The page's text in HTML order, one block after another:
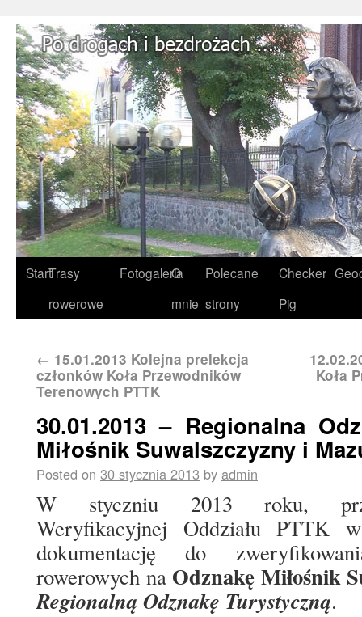
StartTrasy
rowerowe
Fotogaleria
O
mnie
Polecane
strony
Checker
Pig
← 15.01.2013 Kolejna prelekcja
członków Koła Przewodników
Terenowych PTTK
Koła
30.01.2013 – Regionalna
Miłośnik Suwalszczyzny i
Posted on 30 stycznia 2013 by admin
W styczniu 2013 roku,
Weryfikacyjnej Oddziału PTTK
dokumentację do
rowerowych na Odznakę Miłośnik
Regionalną Odznakę Turystyczną.